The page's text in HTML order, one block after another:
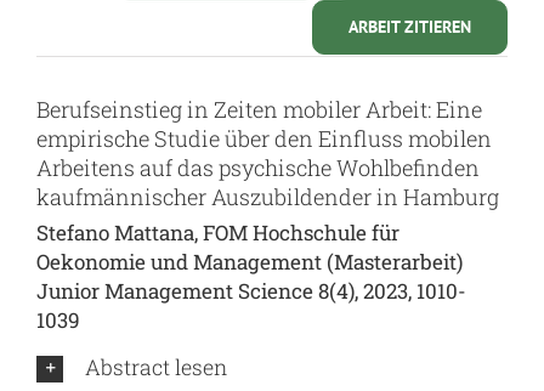
ARBEIT ZITIEREN
Berufseinstieg in Zeiten mobiler Arbeit: Eine
empirische Studie über den Einfluss mobilen
Arbeitens auf das psychische Wohlbefinden
kaufmännischer Auszubildender in Hamburg
Stefano Mattana, FOM Hochschule für
Oekonomie und Management (Masterarbeit)
Junior Management Science 8(4), 2023, 1010-
1039
Abstract lesen